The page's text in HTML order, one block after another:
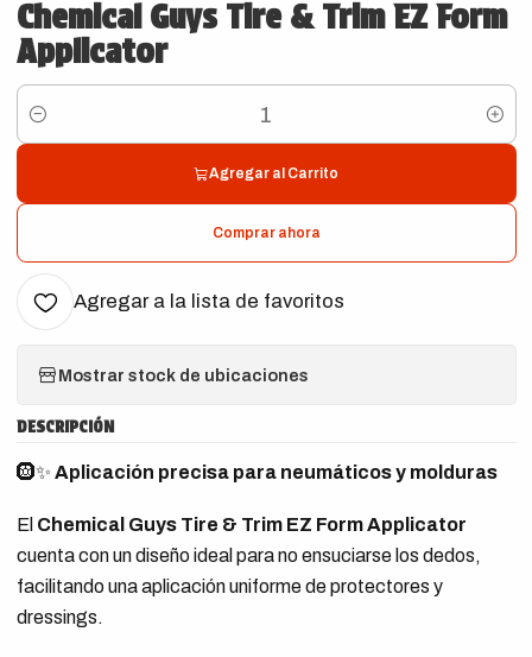
Chemical Guys Tire & Trim EZ Form
Applicator
Cantidad
Agregar al Carrito
Comprar ahora
Agregar a la lista de favoritos
Mostrar stock de ubicaciones
DESCRIPCIÓN
🛞✨ Aplicación precisa para neumáticos y molduras
El Chemical Guys Tire & Trim EZ Form Applicator
cuenta con un diseño ideal para no ensuciarse los dedos,
facilitando una aplicación uniforme de protectores y
dressings.